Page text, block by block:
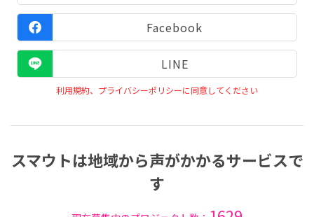
Facebook
LINE
利用規約、プライバシーポリシーに同意してください
スマウトは地域から声がかかるサービスで
す